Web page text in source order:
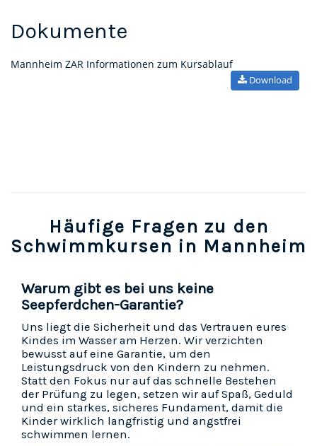
Dokumente
Mannheim ZAR Informationen zum Kursablauf
Download
Häufige Fragen zu den
Schwimmkursen in Mannheim
Warum gibt es bei uns keine
Seepferdchen-Garantie?
Uns liegt die Sicherheit und das Vertrauen eures
Kindes im Wasser am Herzen. Wir verzichten
bewusst auf eine Garantie, um den
Leistungsdruck von den Kindern zu nehmen.
Statt den Fokus nur auf das schnelle Bestehen
der Prüfung zu legen, setzen wir auf Spaß, Geduld
und ein starkes, sicheres Fundament, damit die
Kinder wirklich langfristig und angstfrei
schwimmen lernen.